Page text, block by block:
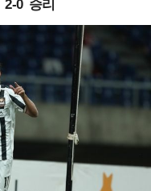
0 승리